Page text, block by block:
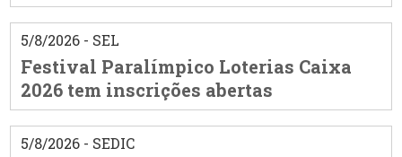
5/8/2026 - SEL
Festival Paralímpico Loterias Caixa
2026 tem inscrições abertas
5/8/2026 - SEDIC